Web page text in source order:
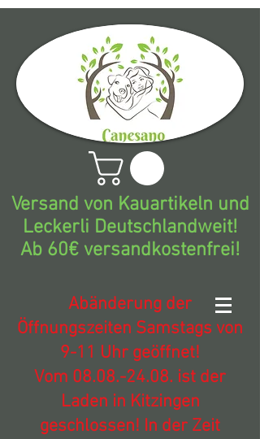
Versand von Kauartikeln und
Leckerli Deutschlandweit!
Ab 60€ versandkostenfrei!
Abänderung der
Öffnungszeiten Samstags von
9-11 Uhr geöffnet!
Vom 08.08.-24.08. ist der
Laden in Kitzingen
geschlossen! In der Zeit